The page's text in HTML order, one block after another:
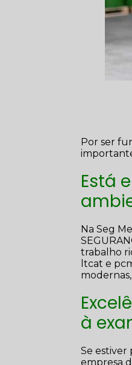
Por ser
Está
Na Seg
trabalho
ltcat e
à
Se estiver
empresa